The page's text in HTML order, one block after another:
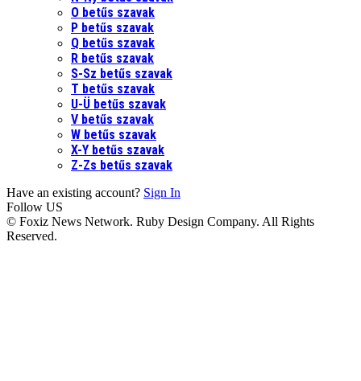
O betűs szavak
P betűs szavak
Q betűs szavak
R betűs szavak
S-Sz betűs szavak
T betűs szavak
U-Ü betűs szavak
V betűs szavak
W betűs szavak
X-Y betűs szavak
Z-Zs betűs szavak
Have an existing account? Sign In
Follow US
© Foxiz News Network. Ruby Design Company. All Rights
Reserved.